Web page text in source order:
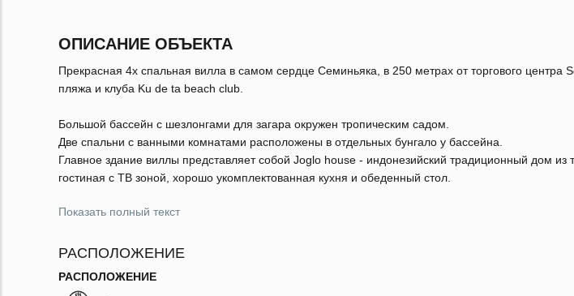
ОПИСАНИЕ ОБЪЕКТА
Прекрасная 4х спальная вилла в самом сердце Семиньяка, в 250 метрах от торгового центра
пляжа и клуба Ku de ta beach club.
Большой бассейн с шезлонгами для загара окружен тропическим садом.
Две спальни с ванными комнатами расположены в отдельных бунгало у бассейна.
Главное здание виллы представляет собой Joglo house - индонезийский традиционный дом из
гостиная с ТВ зоной, хорошо укомплектованная кухня и обеденный стол.
Показать полный текст
РАСПОЛОЖЕНИЕ
РАСПОЛОЖЕНИЕ